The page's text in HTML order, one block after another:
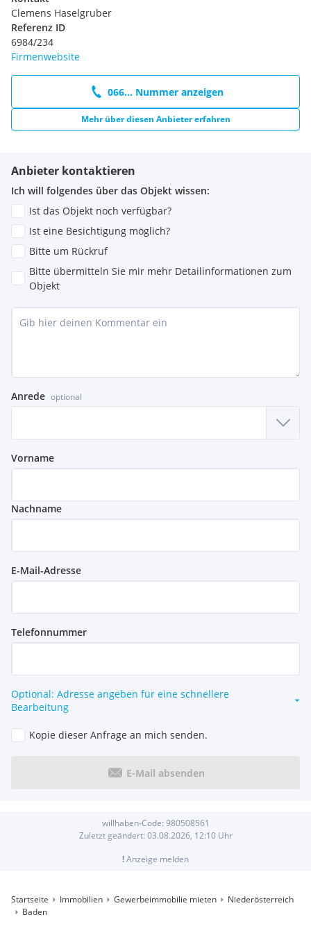
Hofer
Pagro
dm
Pearle
C&A
Das Futterhaus
Weitere Angebote:
Erlebnisfreibad Leobersdorf
Parkheuriger Leobersdorf
Christkindlmarkt Leobersdorf
Wellnessoase Leobersdorf
Clemens Haselgruber
Referenz ID
6984/234
Firmenwebsite
066... Nummer anzeigen
Mehr über diesen Anbieter erfahren
Anbieter kontaktieren
Ich will folgendes über das Objekt wissen:
Ist das Objekt noch verfügbar?
Ist eine Besichtigung möglich?
Bitte um Rückruf
Bitte übermitteln Sie mir mehr Detailinformationen zum
Objekt
Anrede optional
Vorname
Nachname
E-Mail-Adresse
Telefonnummer
Optional: Adresse angeben für eine schnellere
Bearbeitung
Kopie dieser Anfrage an mich senden.
E-Mail absenden
willhaben-Code: 980508561
Zuletzt geändert: 03.08.2026, 12:10Uhr
!Anzeige melden
Startseite Immobilien Gewerbeimmobilie mieten
Niederösterreich
Baden